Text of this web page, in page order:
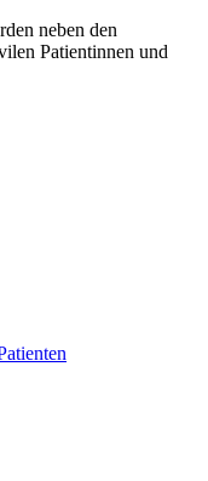
neben den
Patientinnen und